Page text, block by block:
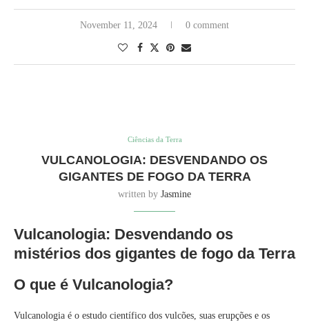
November 11, 2024 0 comment
Ciências da Terra
VULCANOLOGIA: DESVENDANDO OS
GIGANTES DE FOGO DA TERRA
written by Jasmine
Vulcanologia: Desvendando os
mistérios dos gigantes de fogo da Terra
O que é Vulcanologia?
Vulcanologia é o estudo científico dos vulcões, suas erupções e os